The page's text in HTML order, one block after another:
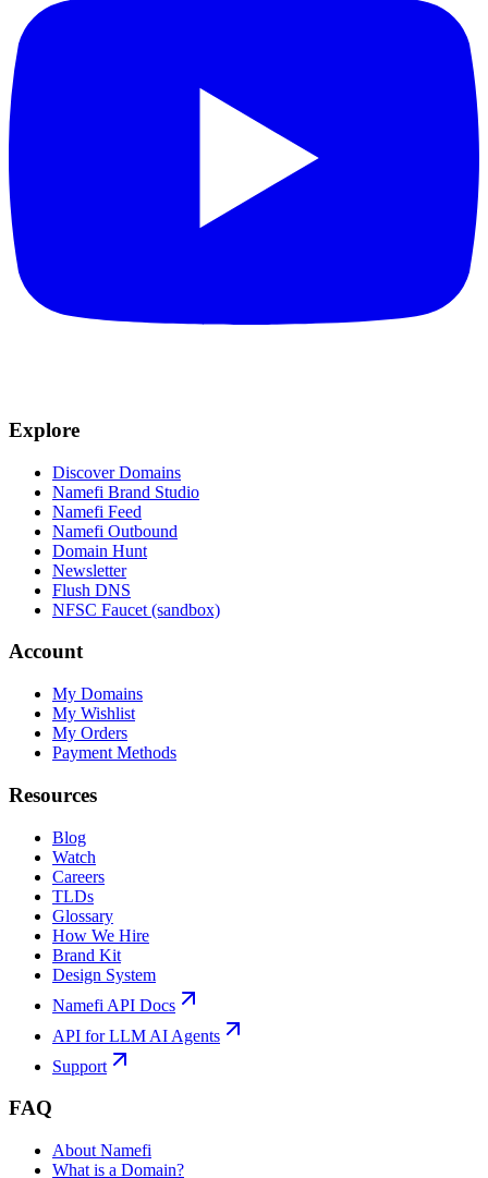
Explore
Discover Domains
Namefi Brand Studio
Namefi Feed
Namefi Outbound
Domain Hunt
Newsletter
Flush DNS
NFSC Faucet (sandbox)
Account
My Domains
My Wishlist
My Orders
Payment Methods
Resources
Blog
Watch
Careers
TLDs
Glossary
How We Hire
Brand Kit
Design System
Namefi API Docs
API for LLM AI Agents
Support
FAQ
About Namefi
What is a Domain?